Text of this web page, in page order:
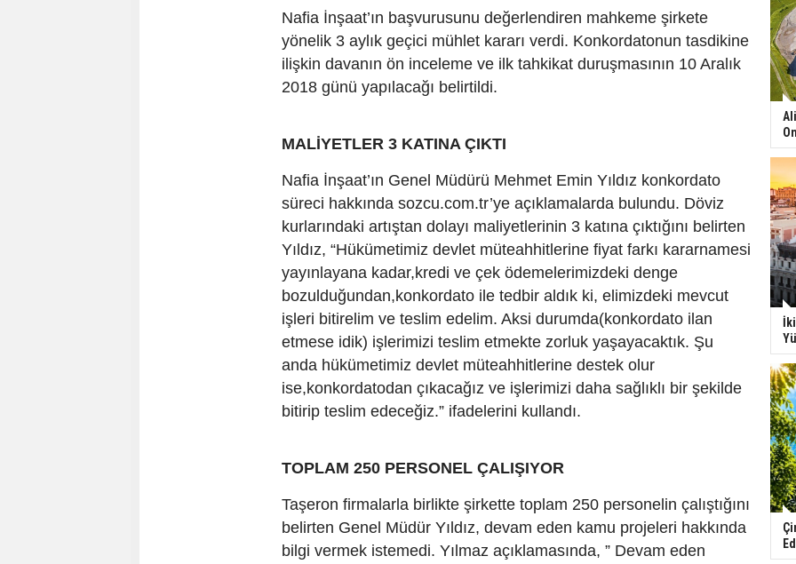
Nafia İnşaat’ın başvurusunu değerlendiren mahkeme şirkete
yönelik 3 aylık geçici mühlet kararı verdi. Konkordatonun tasdikine
ilişkin davanın ön inceleme ve ilk tahkikat duruşmasının 10 Aralık
2018 günü yapılacağı belirtildi.
MALİYETLER 3 KATINA ÇIKTI
Nafia İnşaat’ın Genel Müdürü Mehmet Emin Yıldız konkordato
süreci hakkında sozcu.com.tr’ye açıklamalarda bulundu. Döviz
kurlarındaki artıştan dolayı maliyetlerinin 3 katına çıktığını belirten
Yıldız, “Hükümetimiz devlet müteahhitlerine fiyat farkı kararnamesi
yayınlayana kadar,kredi ve çek ödemelerimizdeki denge
bozulduğundan,konkordato ile tedbir aldık ki, elimizdeki mevcut
işleri bitirelim ve teslim edelim. Aksi durumda(konkordato ilan
etmese idik) işlerimizi teslim etmekte zorluk yaşayacaktık. Şu
anda hükümetimiz devlet müteahhitlerine destek olur
ise,konkordatodan çıkacağız ve işlerimizi daha sağlıklı bir şekilde
bitirip teslim edeceğiz.” ifadelerini kullandı.
TOPLAM 250 PERSONEL ÇALIŞIYOR
Taşeron firmalarla birlikte şirkette toplam 250 personelin çalıştığını
belirten Genel Müdür Yıldız, devam eden kamu projeleri hakkında
bilgi vermek istemedi. Yılmaz açıklamasında, ” Devam eden